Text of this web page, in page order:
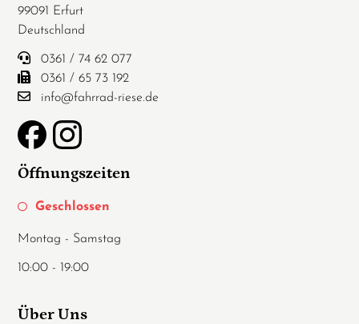
99091 Erfurt
Deutschland
0361 / 74 62 077
0361 / 65 73 192
info@fahrrad-riese.de
Öffnungszeiten
Geschlossen
Montag - Samstag
10:00 - 19:00
Über Uns